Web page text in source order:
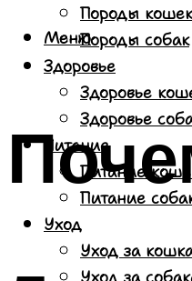
Породы кошек
Породы собак
Здоровье
Здоровье
Здоровье
Питание
Питание
Питание
Уход
Уход за
Меню